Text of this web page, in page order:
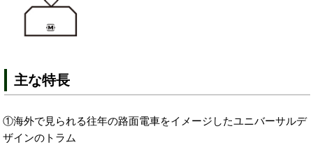
主な特長
①海外で見られる往年の路面電車をイメージしたユニバーサルデ
ザインのトラム